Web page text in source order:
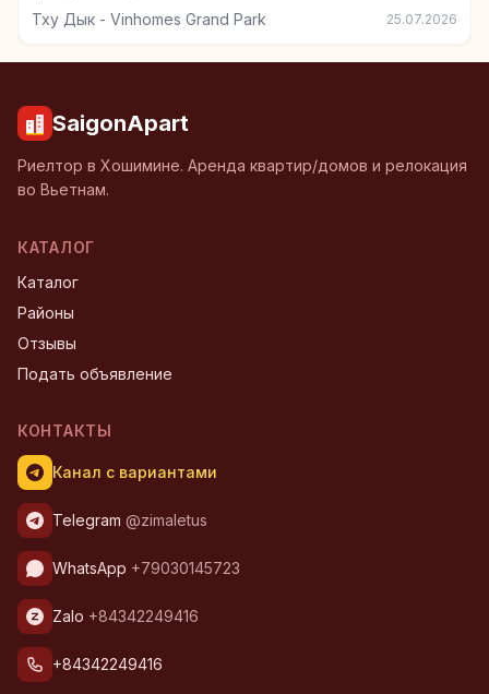
Тху Дык - Vinhomes Grand Park 25.07.2026
SaigonApart
Риелтор в Хошимине. Аренда квартир/домов и релокация
во Вьетнам.
КАТАЛОГ
Каталог
Районы
Отзывы
Подать объявление
КОНТАКТЫ
Канал с вариантами
Telegram @zimaletus
WhatsApp +79030145723
Zalo +84342249416
+84342249416